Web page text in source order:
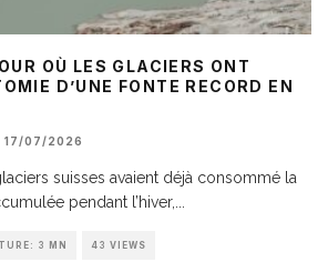
OÙ LES GLACIERS ONT
D’UNE FONTE RECORD EN
17/07/2026
suisses avaient déjà consommé la
pendant l’hiver,
3 MN 43 VIEWS